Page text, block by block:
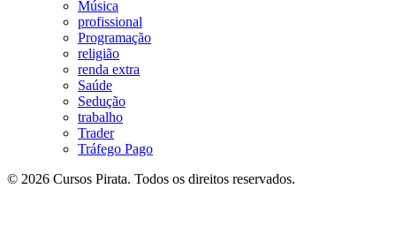
Música
profissional
Programação
religião
renda extra
Saúde
Sedução
trabalho
Trader
Tráfego Pago
© 2026 Cursos Pirata. Todos os direitos reservados.